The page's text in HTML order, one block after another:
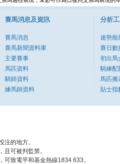
賽馬消息及資訊
賽馬消息
賽馬新聞資料庫
主要賽事
馬匹資料
騎師資料
練馬師資料
分析
速勢能
賽日數
初出馬
騎練配
馬匹搬
貼士指
注的地方。
且可被判監禁。
可致電平和基金熱線1834 633。